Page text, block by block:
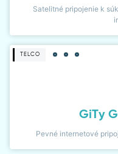
Satelitné pripojenie k
TELCO
GiTy
Pevné internetové